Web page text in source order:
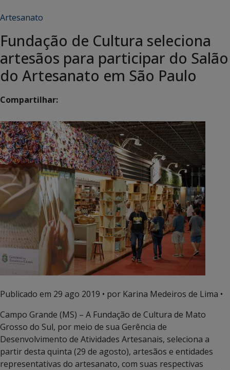
Artesanato
Fundação de Cultura seleciona
artesãos para participar do Salão
do Artesanato em São Paulo
Compartilhar:
Publicado em 29 ago 2019 • por Karina Medeiros de Lima •
Campo Grande (MS) – A Fundação de Cultura de Mato
Grosso do Sul, por meio de sua Gerência de
Desenvolvimento de Atividades Artesanais, seleciona a
partir desta quinta (29 de agosto), artesãos e entidades
representativas do artesanato, com suas respectivas